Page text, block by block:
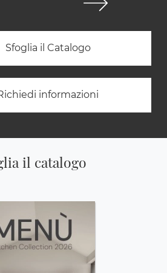
Sfoglia il Catalogo
informazioni
il catalogo